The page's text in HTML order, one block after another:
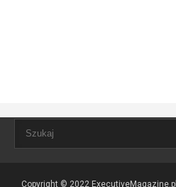
Copyright © 2022 ExecutiveMagazine.pl